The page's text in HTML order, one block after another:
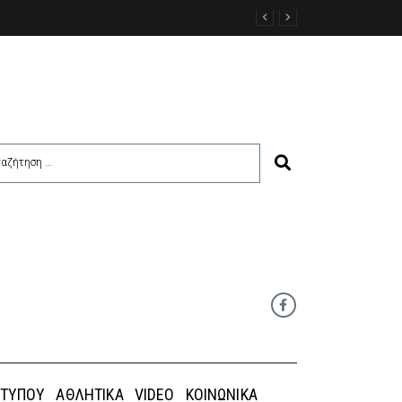
– Κάρπαθος περιμένουν τα εμπορεύματα
ΑΘΛΗΤΙΚΆ VIDEO ΚΟΙΝΩΝΙΚΆ